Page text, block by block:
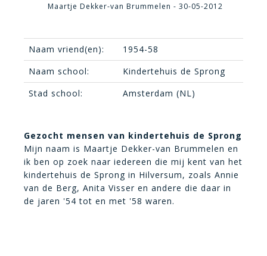
Maartje Dekker-van Brummelen - 30-05-2012
Naam vriend(en):
1954-58
Naam school:
Kindertehuis de Sprong
Stad school:
Amsterdam (NL)
Gezocht mensen van kindertehuis de Sprong
Mijn naam is Maartje Dekker-van Brummelen en
ik ben op zoek naar iedereen die mij kent van het
kindertehuis de Sprong in Hilversum, zoals Annie
van de Berg, Anita Visser en andere die daar in
de jaren '54 tot en met '58 waren.